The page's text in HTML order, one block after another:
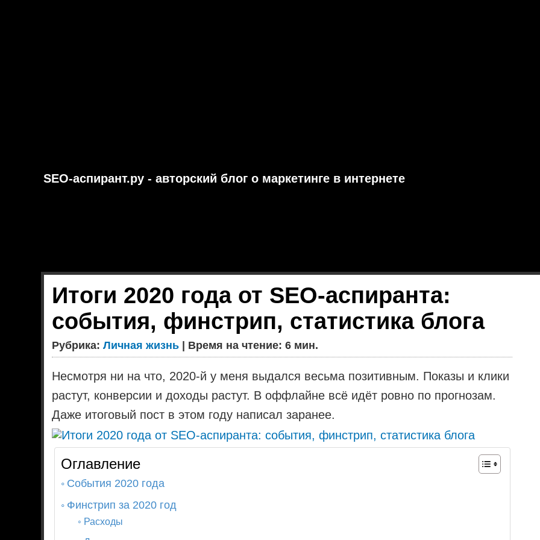
SEO-аспирант.ру - авторский блог о маркетинге в интернете
Итоги 2020 года от SEO-аспиранта:
события, финстрип, статистика блога
Рубрика:Личная жизнь | Время на чтение: 6 мин.
Несмотря ни на что, 2020-й у меня выдался весьма позитивным. Показы и клики
растут, конверсии и доходы растут. В оффлайне всё идёт ровно по прогнозам.
Даже итоговый пост в этом году написал заранее.
Оглавление
События 2020 года
Финстрип за 2020 год
Расходы